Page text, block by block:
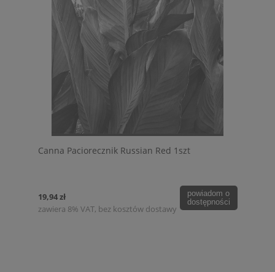
Canna Paciorecznik Russian Red 1szt
19,94 zł
zawiera 8% VAT, bez kosztów dostawy
powiadom o
dostępności